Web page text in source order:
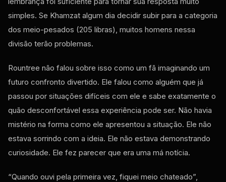
simples. Se Khamzat algum dia decidir subir para a categoria
dos meio-pesados ​​(205 libras), muitos homens nessa
divisão terão problemas.
Rountree não falou sobre isso como um fã imaginando um
futuro confronto divertido. Ele falou como alguém que já
passou por situações difíceis com ele e sabe exatamente o
quão desconfortável essa experiência pode ser. Não havia
mistério na forma como ele apresentou a situação. Ele não
estava sorrindo com a ideia. Ele não estava demonstrando
curiosidade. Ele fez parecer que era uma má notícia.
“Quando ouvi pela primeira vez, fiquei meio chateado”,